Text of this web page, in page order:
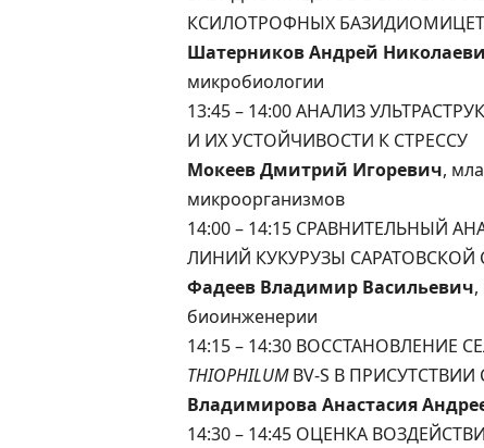
КСИЛОТРОФНЫХ
Шатерников Андрей
микробиологии
13:45 – 14:00 АНАЛИЗ
И ИХ УСТОЙЧИВОСТИ К СТРЕССУ
Мокеев Дмитрий Игоревич,
микроорганизмов
14:00 – 14:15 СРАВНИТЕЛЬНЫЙ
ЛИНИЙ КУКУРУЗЫ САРАТОВСКОЙ
Фадеев Владимир Васильевич
биоинженерии
14:15 – 14:30 ВОССТАНОВЛЕНИЕ
THIOPHILUMBV-S В
Владимирова Анастасия
14:30 – 14:45 ОЦЕНКА